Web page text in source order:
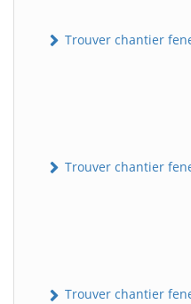
Trouver chantier
Trouver chantier
Trouver chantier